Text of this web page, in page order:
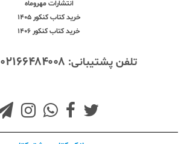
انتشارات مهروماه
خرید کتاب کنکور 1405
خرید کتاب کنکور 1406
تلفن پشتیبانی: ۰۲۱۶۶۴۸۴۰۰۸